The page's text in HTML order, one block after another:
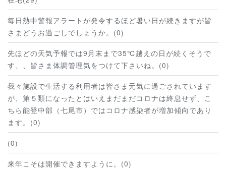
毎日熱中警報アラートが発令するほど暑い日が続きますが皆
さまどうお過ごしでしょうか。(0)
先ほどの天気予報では9月末まで35℃越えの日が続くそうで
す、、皆さま体調管理気をつけて下さいね。(0)
我々施設で生活する利用者は皆さま元気に過ごされています
が、第５類になったとはいえまだまだコロナは終息せず、こ
ちら能登中部（七尾市）ではコロナ感染者が増加傾向であり
ます。(0)
(0)
来年こそは開催できますように。(0)